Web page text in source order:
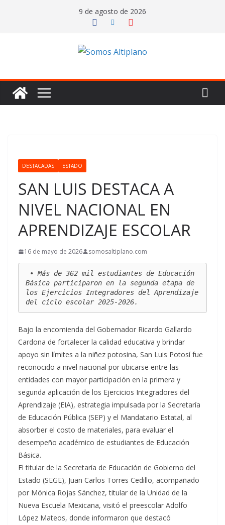
9 de agosto de 2026
DESTACADAS ESTADO
SAN LUIS DESTACA A
NIVEL NACIONAL EN
APRENDIZAJE ESCOLAR
16 de mayo de 2026 somosaltiplano.com
Básica participaron en la segunda etapa de
los Ejercicios Integradores del Aprendizaje
del ciclo escolar 2025-2026.
Bajo la encomienda del Gobernador Ricardo Gallardo
Cardona de fortalecer la calidad educativa y brindar
apoyo sin límites a la niñez potosina, San Luis Potosí fue
reconocido a nivel nacional por ubicarse entre las
entidades con mayor participación en la primera y
segunda aplicación de los Ejercicios Integradores del
Aprendizaje (EIA), estrategia impulsada por la Secretaría
de Educación Pública (SEP) y el Mandatario Estatal, al
absorber el costo de materiales, para evaluar el
desempeño académico de estudiantes de Educación
Básica.
El titular de la Secretaría de Educación de Gobierno del
Estado (SEGE), Juan Carlos Torres Cedillo, acompañado
por Mónica Rojas Sánchez, titular de la Unidad de la
Nueva Escuela Mexicana, visitó el preescolar Adolfo
López Mateos, donde informaron que destacó